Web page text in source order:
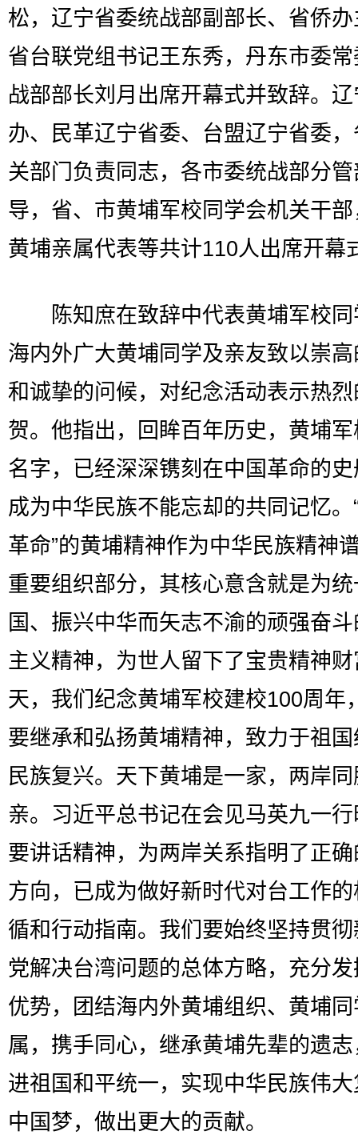
松，辽宁省委统战部副部长、省侨
省台联党组书记王东秀，丹东市委
战部部长刘月出席开幕式并致辞。
办、民革辽宁省委、台盟辽宁省委
关部门负责同志，各市委统战部分
导，省、市黄埔军校同学会机关干
黄埔亲属代表等共计110人出席开幕
陈知庶在致辞中代表黄埔军校同
海内外广大黄埔同学及亲友致以崇
和诚挚的问候，对纪念活动表示热
贺。他指出，回眸百年历史，黄埔
名字，已经深深镌刻在中国革命的
成为中华民族不能忘却的共同记忆。
革命”的黄埔精神作为中华民族精神
重要组织部分，其核心意含就是为
国、振兴中华而矢志不渝的顽强奋
主义精神，为世人留下了宝贵精神
天，我们纪念黄埔军校建校100周年
要继承和弘扬黄埔精神，致力于祖
民族复兴。天下黄埔是一家，两岸
亲。习近平总书记在会见马英九一
要讲话精神，为两岸关系指明了正
方向，已成为做好新时代对台工作
循和行动指南。我们要始终坚持贯
党解决台湾问题的总体方略，充分
优势，团结海内外黄埔组织、黄埔
属，携手同心，继承黄埔先辈的遗
进祖国和平统一，实现中华民族伟
中国梦，做出更大的贡献。